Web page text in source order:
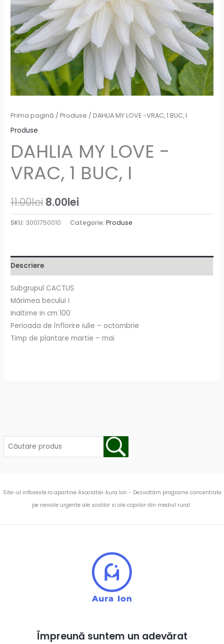
Prima pagină /Produse / DAHLIA MY LOVE -VRAC, 1 BUC, I
Produse
DAHLIA MY LOVE -
VRAC, 1 BUC, I
11.00lei 8.00lei
SKU: 3001750010 Categorie:Produse
Descriere
Subgrupul CACTUS
Mărimea becului I
Inaltime in cm 100
Perioada de înflorire iulie – octombrie
Timp de plantare martie – mai
Site-ul infloreste.ro apartine Asociatiei Aura Ion - Dezvoltăm programe concentrate
pe nevoile urgente ale scolilor si ale copiilor din mediul rural.
Împreună suntem un adevărat